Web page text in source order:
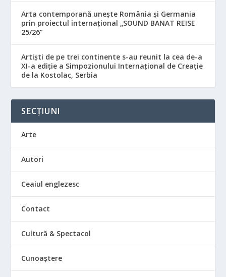
Arta contemporană unește România și Germania
prin proiectul internațional „SOUND BANAT REISE
25/26”
Artiști de pe trei continente s-au reunit la cea de-a
XI-a ediție a Simpozionului Internațional de Creație
de la Kostolac, Serbia
SECȚIUNI
Arte
Autori
Ceaiul englezesc
Contact
Cultură & Spectacol
Cunoaștere